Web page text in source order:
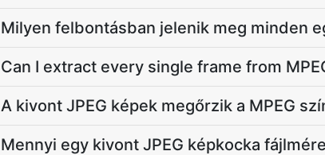
Milyen felbontásban jelenik meg minden
Can I extract every single frame from
A kivont JPEG képek megőrzik a MPEG
Mennyi egy kivont JPEG képkocka